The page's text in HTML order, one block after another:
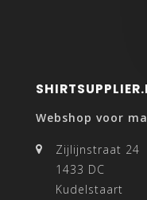
Webshop voor
Zijlijnstraat 24
1433 DC
Kudelstaart